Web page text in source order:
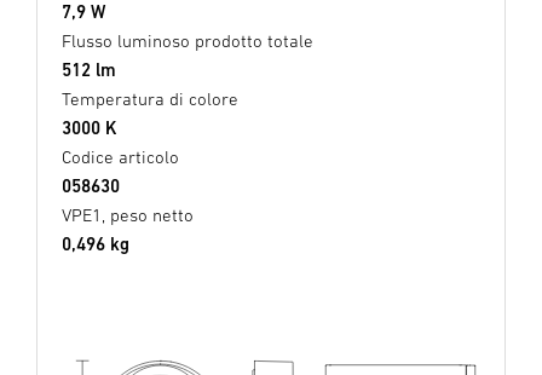
7,9 W
Flusso luminoso prodotto totale
512 lm
Temperatura di colore
3000 K
Codice articolo
058630
VPE1, peso netto
0,496 kg